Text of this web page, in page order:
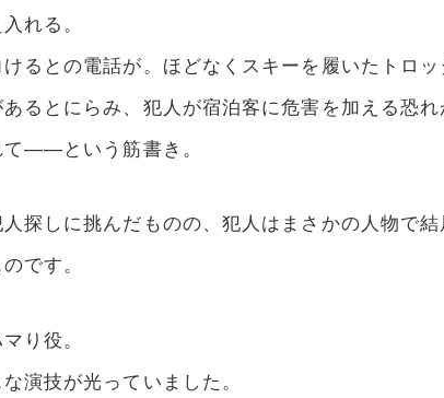
れる。
との電話が。ほどなくスキーを履いたトロッ
とにらみ、犯人が宿泊客に危害を加える恐れ
――という筋書き。
しに挑んだものの、犯人はまさかの人物で結
です。
り役。
演技が光っていました。